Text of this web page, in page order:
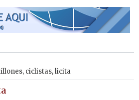
, ciclistas,licita